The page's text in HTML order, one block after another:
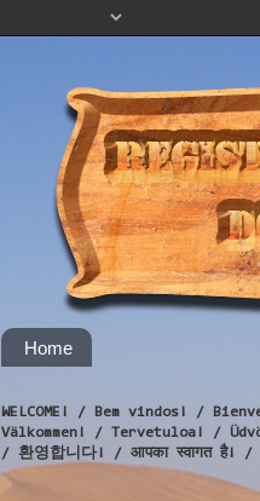
Home
WELCOME! / Bem vindos! /
Välkommen! / Tervetuloa! /
/ 환영합니다! / आपका स्वागत है! /